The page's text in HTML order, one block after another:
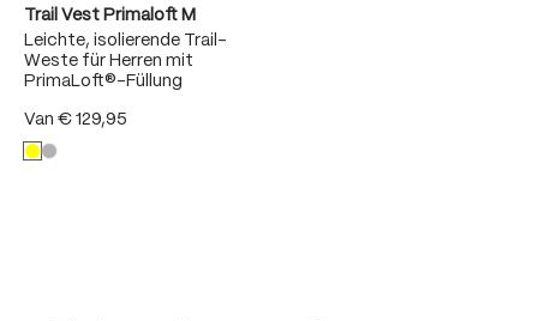
Trail Vest Primaloft M
Leichte, isolierende Trail-
Weste für Herren mit
PrimaLoft®-Füllung
Van € 129,95